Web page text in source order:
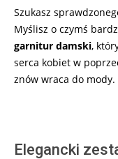
Szukasz
Myślisz o czymś
garnitur damski,
serca kobiet w
znów wraca do mody.
Elegancki